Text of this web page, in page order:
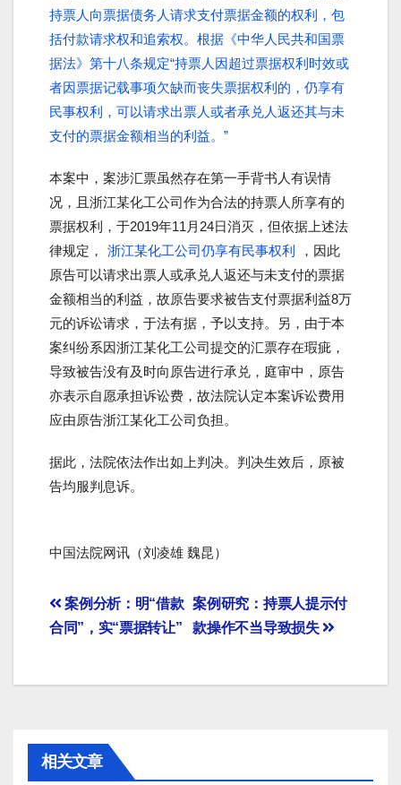
持票人向票据债务人请求支付票据金额的权利，包
括付款请求权和追索权。根据《中华人民共和国票
据法》第十八条规定“持票人因超过票据权利时效或
者因票据记载事项欠缺而丧失票据权利的，仍享有
民事权利，可以请求出票人或者承兑人返还其与未
支付的票据金额相当的利益。”
本案中，案涉汇票虽然存在第一手背书人有误情
况，且浙江某化工公司作为合法的持票人所享有的
票据权利，于2019年11月24日消灭，但依据上述法
律规定，
浙江某化工公司仍享有民事权利
，因此
原告可以请求出票人或承兑人返还与未支付的票据
金额相当的利益，故原告要求被告支付票据利益8万
元的诉讼请求，于法有据，予以支持。另，由于本
案纠纷系因浙江某化工公司提交的汇票存在瑕疵，
导致被告没有及时向原告进行承兑，庭审中，原告
亦表示自愿承担诉讼费，故法院认定本案诉讼费用
应由原告浙江某化工公司负担。
据此，法院依法作出如上判决。判决生效后，原被
告均服判息诉。
中国法院网讯（刘凌雄 魏昆）
文
章
案例研究：持票人提示付
款操作不当导致损失
案例分析：明“借款
合同”，实“票据转让”
相关文章